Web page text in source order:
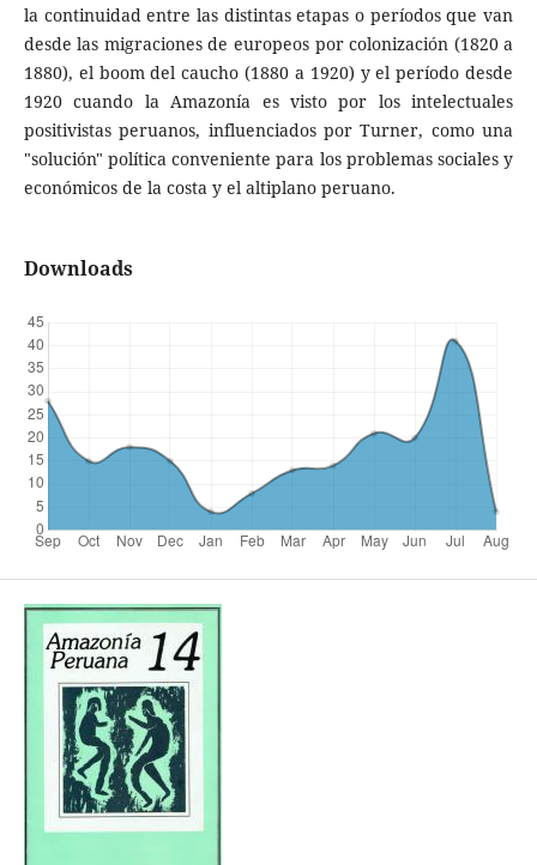
la continuidad entre las distintas etapas o períodos que van
desde las migraciones de europeos por colonización (1820 a
1880), el boom del caucho (1880 a 1920) y el período desde
1920 cuando la Amazonía es visto por los intelectuales
positivistas peruanos, influenciados por Turner, como una
"solución" política conveniente para los problemas sociales y
económicos de la costa y el altiplano peruano.
Downloads